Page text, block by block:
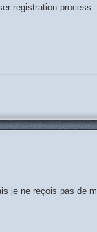
registration
je ne reçois pas de